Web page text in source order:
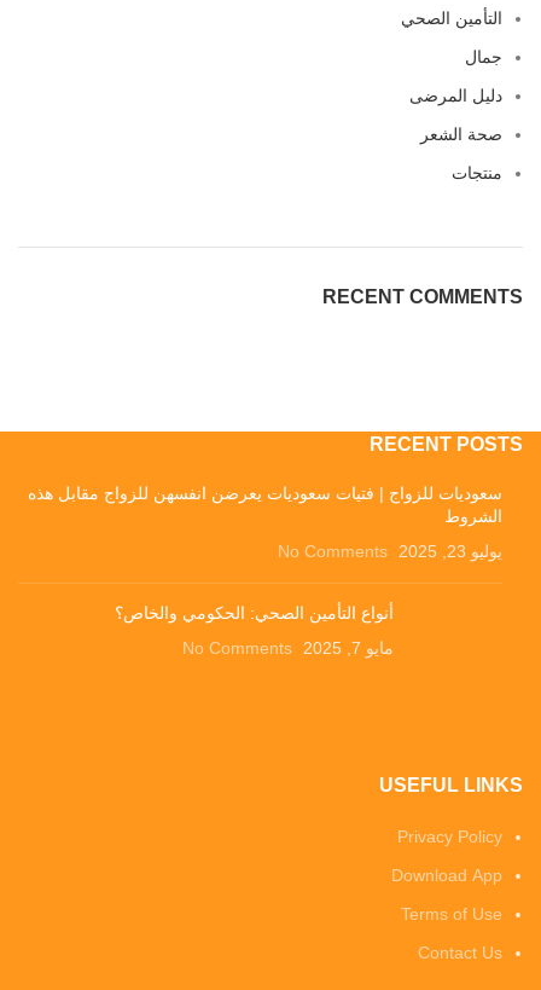
التأمين الصحي
جمال
دليل المرضى
صحة الشعر
منتجات
RECENT COMMENTS
RECENT POSTS
سعوديات للزواج | فتيات سعوديات يعرضن انفسهن للزواج مقابل هذه
الشروط
يوليو 23, 2025
No Comments
أنواع التأمين الصحي: الحكومي والخاص؟
مايو 7, 2025
No Comments
USEFUL LINKS
Privacy Policy
Download App
Terms of Use
Contact Us